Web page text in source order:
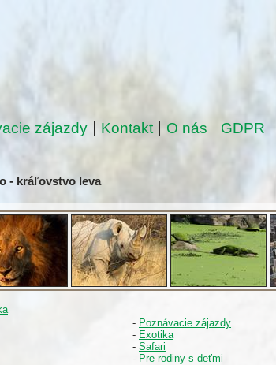
zájazdy Kontakt O nás GDPR
- kráľovstvo leva
- Poznávacie zájazdy
- Exotika
- Safari
- Pre rodiny s deťmi